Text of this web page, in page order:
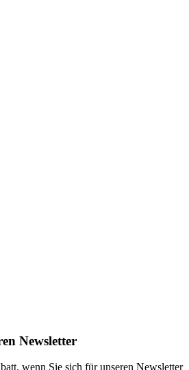
Newsletter
wenn Sie sich für unseren Newsletter